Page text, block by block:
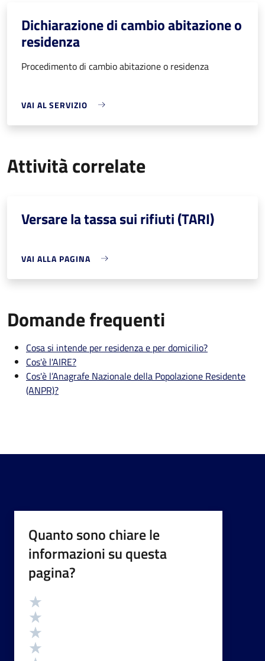
Dichiarazione di cambio abitazione o
residenza
Procedimento di cambio abitazione o residenza
VAI AL SERVIZIO
Attività correlate
Versare la tassa sui rifiuti (TARI)
VAI ALLA PAGINA
Domande frequenti
Cosa si intende per residenza e per domicilio?
Cos'è l'AIRE?
Cos'è l’Anagrafe Nazionale della Popolazione Residente
(ANPR)?
Quanto sono chiare le
informazioni su questa
pagina?
Valutazione